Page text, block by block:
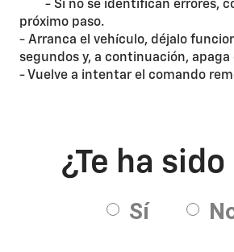
- Si no se identifican errores,
próximo paso.
- Arranca el vehículo, déjalo
segundos y, a continuación, apaga
- Vuelve a intentar el comando